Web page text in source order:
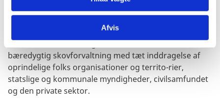
Afvis
Herudover ventes støtte til biodiverse områder med
fokus på Amazonas. Dette ventes at ske gennem
bistand til udmøntning af den nye lov for Moder Jord,
der omfatter etablering af en mekanisme til fremme af
bæredygtig skovforvaltning med tæt inddragelse af
oprindelige folks organisationer og territo-rier,
statslige og kommunale myndigheder, civilsamfundet
og den private sektor.